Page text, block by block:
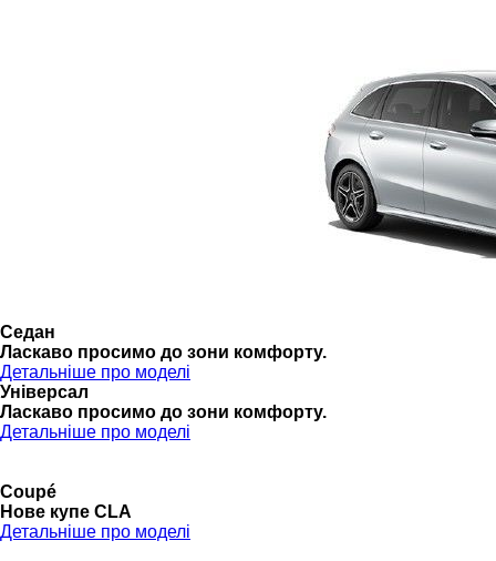
Седан
Ласкаво просимо до зони комфорту.
Детальніше про моделі
Універсал
Ласкаво просимо до зони комфорту.
Детальніше про моделі
Coupé
Нове купе CLA
Детальніше про моделі